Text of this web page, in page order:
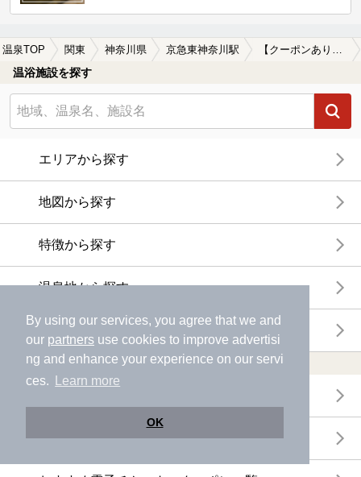
By using our services, you agree that we and
our partners use cookies to improve advertisi
ng and enhance your experience on our servi
ces.
Learn more
OK
温泉TOP 関東 神奈川県 京急東神奈川駅 【クーポンあり】一人旅におすすめの京急東神奈川駅近くの温泉、日帰り温泉、スーパー銭湯おすすめ
温浴施設を探す
エリアから探す
地図から探す
特徴から探す
温泉地から探す
関連キーワードから探す
おトクに利用する
クーポンが利用できる施設一覧